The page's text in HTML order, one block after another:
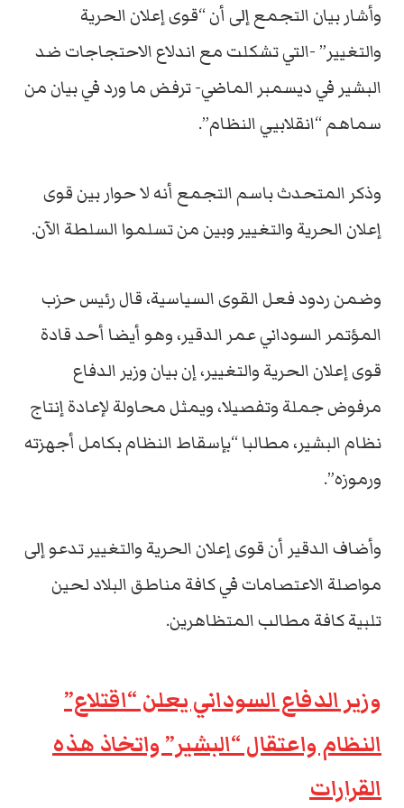
وأشار بيان التجمع إلى أن “قوى إعلان الحرية
والتغيير” -التي تشكلت مع اندلاع الاحتجاجات ضد
البشير في ديسمبر الماضي- ترفض ما ورد في بيان من
سماهم “انقلابيي النظام”.
وذكر المتحدث باسم التجمع أنه لا حوار بين قوى
إعلان الحرية والتغيير وبين من تسلموا السلطة الآن.
وضمن ردود فعل القوى السياسية، قال رئيس حزب
المؤتمر السوداني عمر الدقير، وهو أيضا أحد قادة
قوى إعلان الحرية والتغيير، إن بيان وزير الدفاع
مرفوض جملة وتفصيلا، ويمثل محاولة لإعادة إنتاج
نظام البشير، مطالبا “بإسقاط النظام بكامل أجهزته
ورموزه”.
وأضاف الدقير أن قوى إعلان الحرية والتغيير تدعو إلى
مواصلة الاعتصامات في كافة مناطق البلاد لحين
تلبية كافة مطالب المتظاهرين.
وزير الدفاع السوداني يعلن “اقتلاع”
النظام واعتقال “البشير” واتخاذ هذه
القرارات